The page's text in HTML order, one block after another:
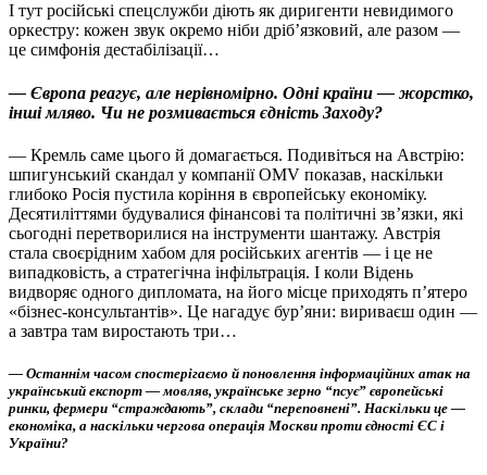
І тут російські спецслужби діють як диригенти невидимого
оркестру: кожен звук окремо ніби дріб’язковий, але разом —
це симфонія дестабілізації…
— Європа реагує, але нерівномірно. Одні країни — жорстко,
інші мляво. Чи не розмивається єдність Заходу?
— Кремль саме цього й домагається. Подивіться на Австрію:
шпигунський скандал у компанії OMV показав, наскільки
глибоко Росія пустила коріння в європейську економіку.
Десятиліттями будувалися фінансові та політичні зв’язки, які
сьогодні перетворилися на інструменти шантажу. Австрія
стала своєрідним хабом для російських агентів — і це не
випадковість, а стратегічна інфільтрація. І коли Відень
видворяє одного дипломата, на його місце приходять п’ятеро
«бізнес-консультантів». Це нагадує бур’яни: вириваєш один —
а завтра там виростають три…
— Останнім часом спостерігаємо й поновлення інформаційних атак на
український експорт — мовляв, українське зерно “псує” європейські
ринки, фермери “страждають”, склади “переповнені”. Наскільки це —
економіка, а наскільки чергова операція Москви проти єдності ЄС і
України?